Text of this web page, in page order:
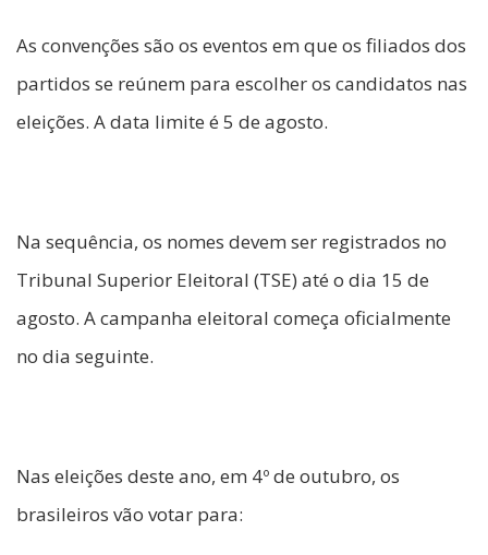
As convenções são os eventos em que os filiados dos
partidos se reúnem para escolher os candidatos nas
eleições. A data limite é 5 de agosto.
Na sequência, os nomes devem ser registrados no
Tribunal Superior Eleitoral (TSE) até o dia 15 de
agosto. A campanha eleitoral começa oficialmente
no dia seguinte.
Nas eleições deste ano, em 4º de outubro, os
brasileiros vão votar para: